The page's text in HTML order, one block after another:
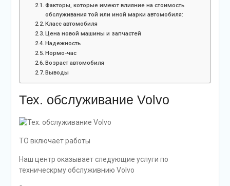
Факторы, которые имеют влияние на стоимость
обслуживания той или иной марки автомобиля:
Класс автомобиля
Цена новой машины и запчастей
Надежность
Нормо-час
Возраст автомобиля
Выводы
Тех. обслуживание Volvo
ТО включает работы
Наш центр оказывает следующие услуги по
техническрму обслуживнию Volvo